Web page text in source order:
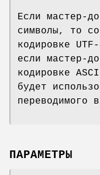
Если мастер-
символы, то
кодировке
если мастер-
кодировке
будет
переводимого
ПАРАМЕТРЫ